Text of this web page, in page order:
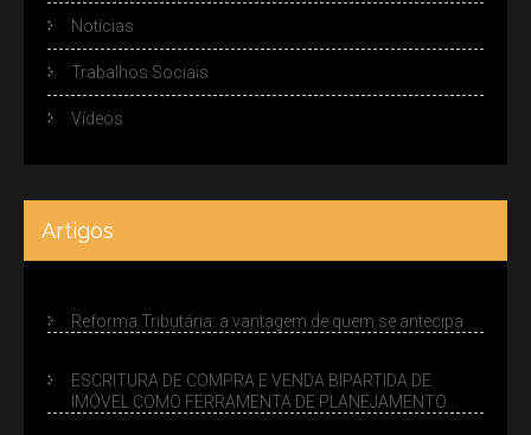
Notícias
Trabalhos Sociais
Vídeos
Artigos
Reforma Tributária: a vantagem de quem se antecipa
ESCRITURA DE COMPRA E VENDA BIPARTIDA DE
IMÓVEL COMO FERRAMENTA DE PLANEJAMENTO